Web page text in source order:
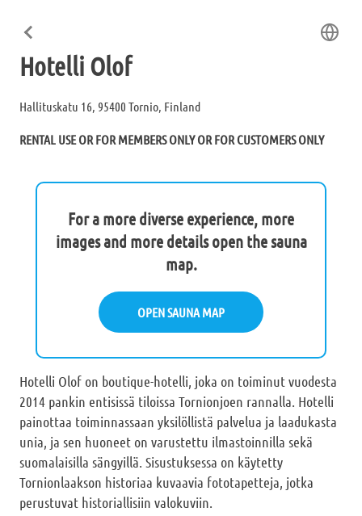
Hotelli Olof
Hallituskatu 16, 95400 Tornio, Finland
RENTAL USE OR FOR MEMBERS ONLY OR FOR CUSTOMERS ONLY
For a more diverse experience, more
images and more details open the sauna
map.
OPEN SAUNA MAP
Hotelli Olof on boutique-hotelli, joka on toiminut vuodesta
2014 pankin entisissä tiloissa Tornionjoen rannalla. Hotelli
painottaa toiminnassaan yksilöllistä palvelua ja laadukasta
unia, ja sen huoneet on varustettu ilmastoinnilla sekä
suomalaisilla sängyillä. Sisustuksessa on käytetty
Tornionlaakson historiaa kuvaavia fototapetteja, jotka
perustuvat historiallisiin valokuviin.